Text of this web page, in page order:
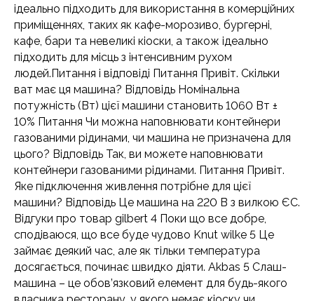
ідеально підходить для використання в комерційних
приміщеннях, таких як кафе-морозиво, бургерні,
кафе, бари та невеликі кіоски, а також ідеально
підходить для місць з інтенсивним рухом
людей.Питання і відповіді Питання Привіт. Скільки
ват має ця машина? Відповідь Номінальна
потужність (Вт) цієї машини становить 1060 Вт ±
10% Питання Чи можна наповнювати контейнери
газованими рідинами, чи машина не призначена для
цього? Відповідь Так, ви можете наповнювати
контейнери газованими рідинами. Питання Привіт.
Яке підключення живлення потрібне для цієї
машини? Відповідь Це машина на 220 В з вилкою ЄС.
Відгуки про товар gilbert 4 Поки що все добре,
сподіваюся, що все буде чудово Knut wilke 5 Це
займає деякий час, але як тільки температура
досягається, починає швидко діяти. Akbas 5 Слаш-
машина – це обов’язковий елемент для будь-якого